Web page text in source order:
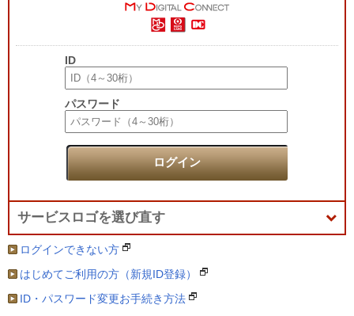
ID
パスワード
ログイン
サービスロゴを選び直す
ログインできない方
はじめてご利用の方（新規ID登録）
ID・パスワード変更お手続き方法